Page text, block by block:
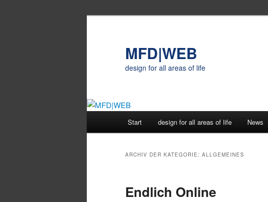
MFD|WEB
design for all areas of life
Start design for all areas of life News
ARCHIV DER KATEGORIE: ALLGEMEINES
Endlich Online